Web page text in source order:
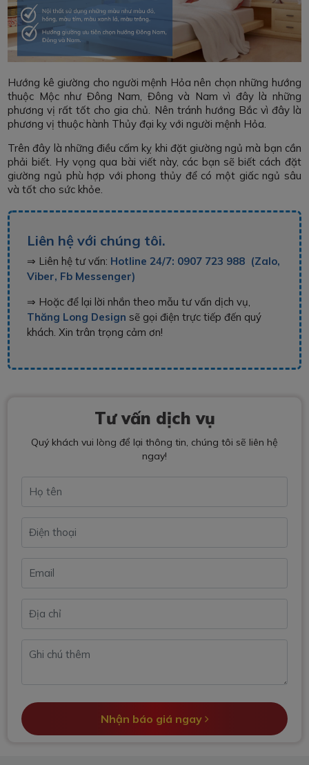
Hướng kê giường cho người mệnh Hỏa nên chọn những hướng
thuộc Mộc như Đông Nam, Đông và Nam vì đây là những
phương vị rất tốt cho gia chủ. Nên tránh hướng Bắc vì đây là
phương vị thuộc hành Thủy đại kỵ với người mệnh Hỏa.
Trên đây là những điều cấm kỵ khi đặt giường ngủ mà bạn cần
phải biết. Hy vọng qua bài viết này, các bạn sẽ biết cách đặt
giường ngủ phù hợp với phong thủy để có một giấc ngủ sâu
và tốt cho sức khỏe.
Liên hệ với chúng tôi.
⇒ Liên hệ tư vấn: Hotline 24/7: 0907 723 988 (Zalo,
Viber, Fb Messenger)
⇒ Hoặc để lại lời nhắn theo mẫu tư vấn dịch vụ,
Thăng Long Design sẽ gọi điện trực tiếp đến quý
khách. Xin trân trọng cảm ơn!
Tư vấn dịch vụ
Quý khách vui lòng để lại thông tin, chúng tôi sẽ liên hệ
ngay!
Nhận báo giá ngay